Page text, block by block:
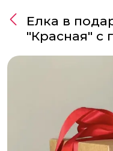
Елка в
"Красная" с